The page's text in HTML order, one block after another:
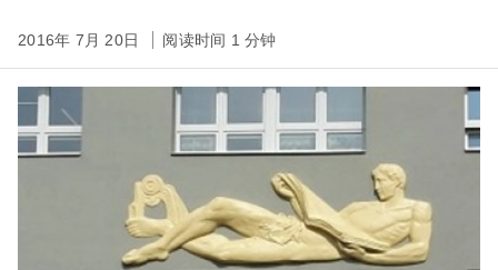
2016年 7月 20日 阅读时间 1 分钟